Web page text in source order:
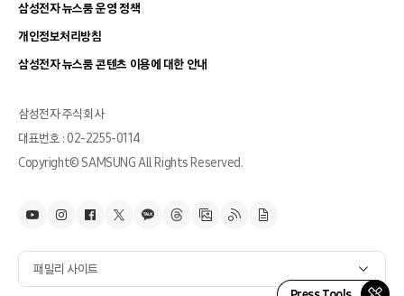
삼성전자 뉴스룸 운영 정책
개인정보처리방침
삼성전자 뉴스룸 콘텐츠 이용에 대한 안내
삼성전자 주식회사
대표번호 : 02-2255-0114
Copyright© SAMSUNG All Rights Reserved.
패밀리 사이트